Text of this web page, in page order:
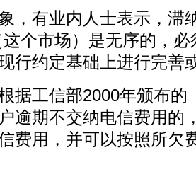
有业内人士表示，滞
这个市场）是无序的，
行约定基础上进行完善
工信部2000年颁布的
逾期不交纳电信费用的
费用，并可以按照所